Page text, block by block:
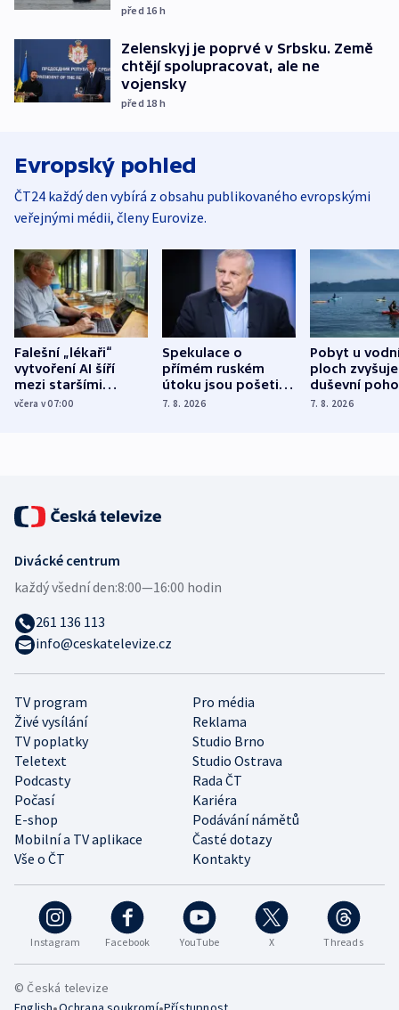
před 16 h
Zelenskyj je poprvé v Srbsku. Země
chtějí spolupracovat, ale ne
vojensky
před 18 h
Evropský pohled
ČT24 každý den vybírá z obsahu publikovaného evropskými
veřejnými médii, členy Eurovize.
Falešní „lékaři“
vytvoření AI šíří
mezi staršími
Poláky nebezpečné
včera v 07:00
Spekulace o
přímém ruském
útoku jsou pošetilé,
míní estonský
7. 8. 2026
Pobyt u
ploch zvyšuje
duševní
ukázala
7. 8. 2026
Instagram Facebook YouTube X Threads
TV program
Pro média
Živé vysílání
Reklama
TV poplatky
Studio Brno
Teletext
Studio Ostrava
Podcasty
Rada ČT
Počasí
Kariéra
E-shop
Podávání námětů
Mobilní a TV aplikace
Časté dotazy
Vše o ČT
Kontakty
Divácké centrum
každý všední den:8:00—16:00 hodin
261 136 113
info@ceskatelevize.cz
© Česká televize